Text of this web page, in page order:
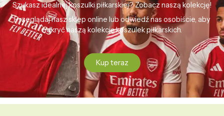
Szukasz idealnej koszulki piłkarskiej? Zobacz naszą kolekcję!
Przeglądaj nasz sklep online lub odwiedź nas osobiście, aby
odkryć naszą kolekcję koszulek piłkarskich.
Kup teraz